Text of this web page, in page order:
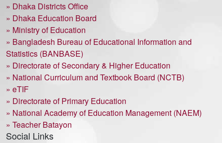
» Dhaka Districts Office
» Dhaka Education Board
» Ministry of Education
» Bangladesh Bureau of Educational Information and
Statistics (BANBASE)
» Directorate of Secondary & Higher Education
» National Curriculum and Textbook Board (NCTB)
» eTIF
» Directorate of Primary Education
» National Academy of Education Management (NAEM)
» Teacher Batayon
Social Links